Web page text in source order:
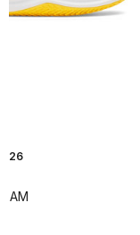
26
BAM